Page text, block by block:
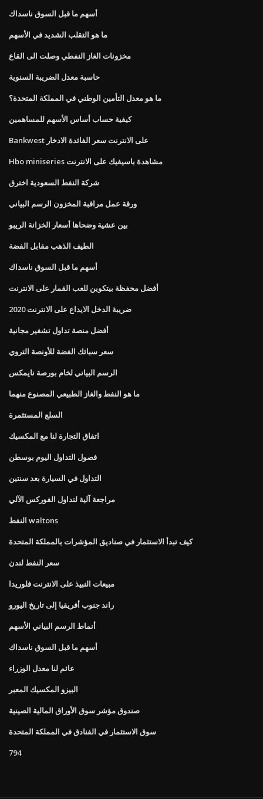
أسهم ما قبل السوق ناسداك
ما هو التقلب الشديد في الأسهم
مخزونات الغاز النفطي وصلت الى القاع
حاسبة معدل الضريبة السنوية
ما هو معدل التأمين الوطني في المملكة المتحدة؟
كيفية حساب أساس الأسهم للمساهمين
Bankwest على الانترنت سعر الفائدة الادخار
Hbo miniseries مشاهدة باسيفيك على الانترنت
شركة النفط السعودية اخترق
ورقة عمل مراقبة المخزون الرسم البياني
بين عشية وضحاها أسعار الخزانة الريبو
الطيف الذهب مقابل الفضة
أسهم ما قبل السوق ناسداك
أفضل محفظة بيتكوين للعب القمار على الانترنت
ضريبة الدخل الايداع على الانترنت 2020
أفضل منصة تداول تشفير مجانية
سعر سبائك الفضة للأونصة التروي
الرسم البياني لخام بورصة نايمكس
ما هو النفط والغاز الطبيعي المصنوع منهما
السلع المستثمرة
اتفاق التجارة لنا مع المكسيك
فصول التداول اليوم بوسطن
التداول في السيارة بعد سنتين
مراجعة آلية لتداول الفوركس الآلي
النفط waltons
كيف تبدأ الاستثمار في صناديق المؤشرات بالمملكة المتحدة
سعر النفط لندن
مبيعات النبيذ على الانترنت فلوريدا
راند جنوب أفريقيا إلى تاريخ اليورو
أنماط الرسم البياني الأسهم
أسهم ما قبل السوق ناسداك
عائم لنا معدل الوزراء
البيزو المكسيك المعبر
صندوق مؤشر سوق الأوراق المالية الصينية
سوق الاستثمار في الفنادق في المملكة المتحدة
794